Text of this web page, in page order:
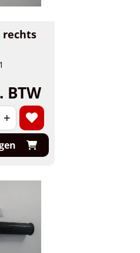
rechts
BTW
+